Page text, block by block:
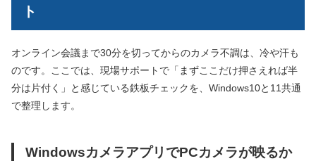
ト
オンライン会議まで30分を切ってからのカメラ不調は、冷や汗も
のです。ここでは、現場サポートで「まずここだけ押さえれば半
分は片付く」と感じている鉄板チェックを、Windows10と11共通
で整理します。
WindowsカメラアプリでPCカメラが映るか